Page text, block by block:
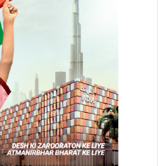
tihar 2025
सुशासन किसे कहते हैं
सुशासन की विशेषता
तिहार छत्तीसगढ़ 2025
के लिए आवेदन कैसे लिखें
के लिए आवेदन कैसे लिखें